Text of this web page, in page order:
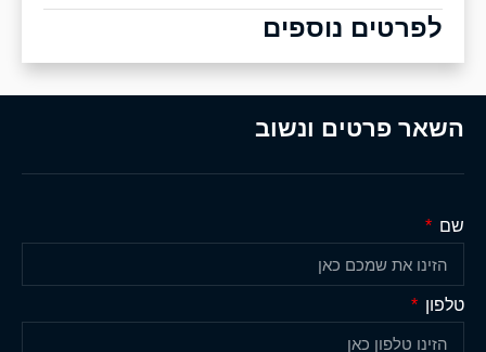
לפרטים נוספים
השאר פרטים ונשוב
שם
טלפון